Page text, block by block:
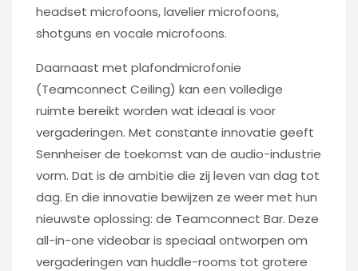
headset microfoons, lavelier microfoons,
shotguns en vocale microfoons.
Daarnaast met plafondmicrofonie
(Teamconnect Ceiling) kan een volledige
ruimte bereikt worden wat ideaal is voor
vergaderingen. Met constante innovatie geeft
Sennheiser de toekomst van de audio-industrie
vorm. Dat is de ambitie die zij leven van dag tot
dag. En die innovatie bewijzen ze weer met hun
nieuwste oplossing: de Teamconnect Bar. Deze
all-in-one videobar is speciaal ontworpen om
vergaderingen van huddle-rooms tot grotere